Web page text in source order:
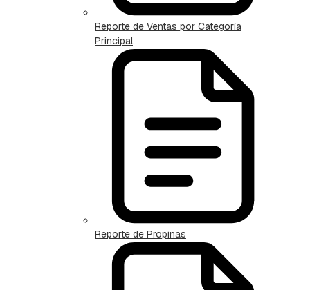
Reporte de Ventas por Categoría
Principal
Reporte de Propinas